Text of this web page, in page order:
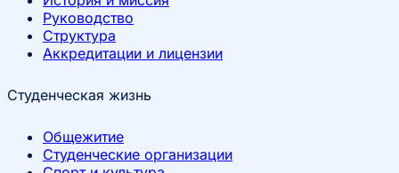
Руководство
Структура
Аккредитации и лицензии
Студенческая жизнь
Общежитие
Студенческие организации